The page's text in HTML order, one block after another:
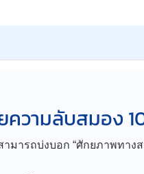
ความลับสมอง
มารถบ่งบอก “ศักยภาพทา